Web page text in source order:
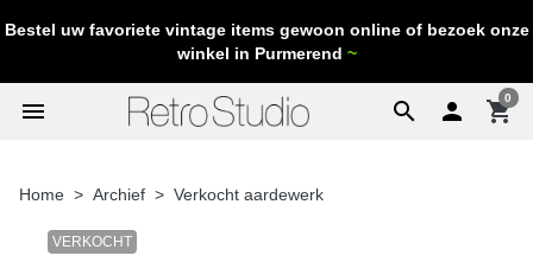
Bestel uw favoriete vintage items gewoon online of bezoek onze
winkel in Purmerend ~
search
menu  shopping_cart
0
Home Archief Verkocht aardewerk
VERKOCHT